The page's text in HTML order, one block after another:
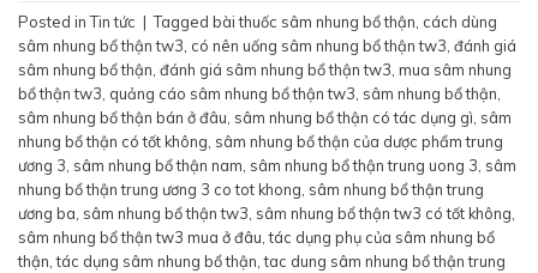
Posted inTin tức | Tagged bài thuốc sâm nhung bổ thận, cách dùng
sâm nhung bổ thận tw3, có nên uống sâm nhung bổ thận tw3, đánh giá
sâm nhung bổ thận, đánh giá sâm nhung bổ thận tw3, mua sâm nhung
bổ thận tw3, quảng cáo sâm nhung bổ thận tw3, sâm nhung bổ thận,
sâm nhung bổ thận bán ở đâu, sâm nhung bổ thận có tác dụng gì, sâm
nhung bổ thận có tốt không, sâm nhung bổ thận của dược phẩm trung
ương 3, sâm nhung bổ thận nam, sâm nhung bổ thận trung uong 3, sâm
nhung bổ thận trung ương 3 co tot khong, sâm nhung bổ thận trung
ương ba, sâm nhung bổ thận tw3, sâm nhung bổ thận tw3 có tốt không,
sâm nhung bổ thận tw3 mua ở đâu,tác dụng phụ của sâm nhung bổ
thận,tác dụng sâm nhung bổ thận,tac dung sâm nhung bổ thận trung